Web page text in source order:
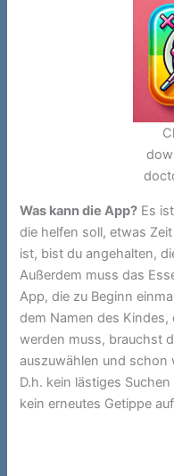
Was kann die App? Es
die helfen soll, etwas
ist, bist du angehalten,
Außerdem muss das
App, die zu Beginn
dem Namen des
werden muss, brauchst
auszuwählen und schon
D.h. kein lästiges
kein erneutes Getippe